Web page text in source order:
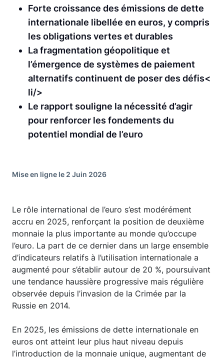
Forte croissance des émissions de dette
internationale libellée en euros, y compris
les obligations vertes et durables
La fragmentation géopolitique et
l’émergence de systèmes de paiement
alternatifs continuent de poser des défis<
li/>
Le rapport souligne la nécessité d’agir
pour renforcer les fondements du
potentiel mondial de l’euro
Mise en ligne le 2 Juin 2026
Le rôle international de l’euro s’est modérément
accru en 2025, renforçant la position de deuxième
monnaie la plus importante au monde qu’occupe
l’euro. La part de ce dernier dans un large ensemble
d’indicateurs relatifs à l’utilisation internationale a
augmenté pour s’établir autour de 20 %, poursuivant
une tendance haussière progressive mais régulière
observée depuis l’invasion de la Crimée par la
Russie en 2014.
En 2025, les émissions de dette internationale en
euros ont atteint leur plus haut niveau depuis
l’introduction de la monnaie unique, augmentant de